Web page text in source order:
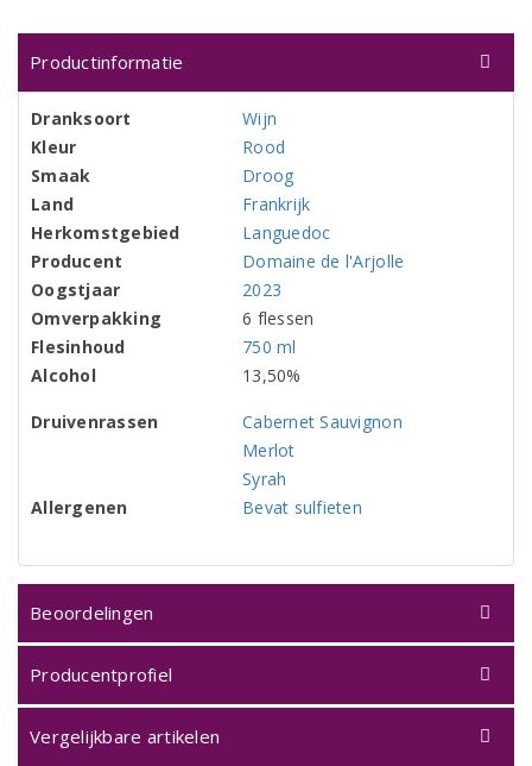
Productinformatie
Dranksoort
Wijn
Kleur
Rood
Smaak
Droog
Land
Frankrijk
Herkomstgebied
Languedoc
Producent
Domaine de l'Arjolle
Oogstjaar
2023
Omverpakking
6 flessen
Flesinhoud
750 ml
Alcohol
13,50%
Druivenrassen
Cabernet Sauvignon
Merlot
Syrah
Allergenen
Bevat sulfieten
Beoordelingen
Producentprofiel
Vergelijkbare artikelen